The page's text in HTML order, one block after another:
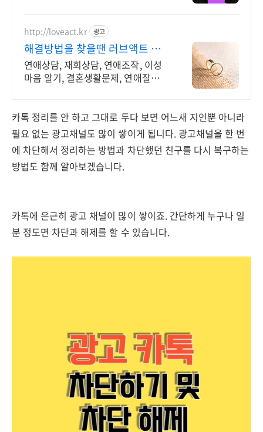
이 가능합니다.
http://loveact.kr 광고
해결방법을 찾을땐 러브액트 실
전경험이 가장 많은 업체
연애상담, 재회상담, 연애조작, 이성
마음 알기, 결혼생활문제, 연애잘하는
탁드립니다.
카톡 정리를 안 하고 그대로 두다 보면 어느새 지인뿐 아니라
필요 없는 광고채널도 많이 쌓이게 됩니다. 광고채널을 한 번
에 차단해서 정리하는 방법과 차단했던 친구를 다시 복구하는
방법도 함께 알아보겠습니다.
카톡에 은근히 광고 채널이 많이 쌓이죠. 간단하게 누구나 일
분 정도면 차단과 해제를 할 수 있습니다.